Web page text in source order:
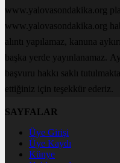
www.yalovasondakika.org
www.yalovasondakika.org
alıntı yapılamaz, kanuna
başka yerde yayınlanamaz.
başvuru hakkı saklı
ettiğiniz için teşekkür ederiz.
SAYFALAR
Üye Girişi
Üye Kaydı
Künye